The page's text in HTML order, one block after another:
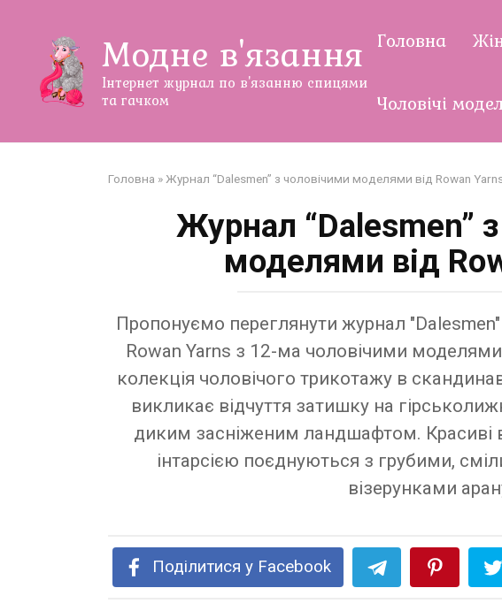
Модне в'язання
Інтернет журнал по в'язанню спицями
та гачком
Головна
Чоловічі
Головна » Журнал “Dalesmen” з чоловічими моделями від Rowan
Журнал “Dalesmen”
моделями від
Пропонуємо переглянути журнал
Rowan Yarns з 12-ма чоловічими
колекція чоловічого трикотажу в
викликає відчуття затишку на
диким засніженим ландшафтом. Красиві
інтарсією поєднуються з грубими,
візерунками
Поділитися у Facebook